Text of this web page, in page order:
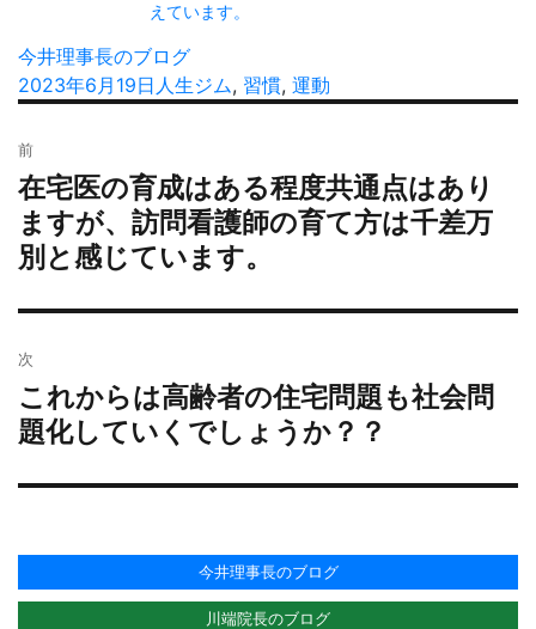
えています。
投
稿
今井理事長のブログ
投
日:
2023年6月19日 カ
リ
ー
人生タ
ジム, 習慣, 運動
稿
ナ
ビ
ゲ
シ
ョ
ン
前
過
去
の
投
在宅医の育成はある程度共通点はあり
ますが、訪問看護師の育て方は千差万
別と感じています。
次
次
の
投
稿:
これからは高齢者の住宅問題も社会問
題化していくでしょうか？？
今井理事長のブログ
川端院長のブログ